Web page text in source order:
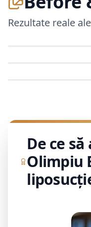
Rezultate reale
De ce să
Olimpiu